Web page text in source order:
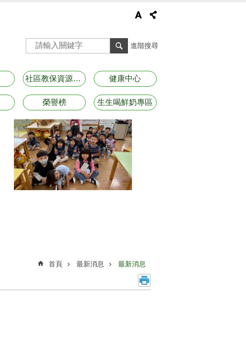
進階搜尋
社區教保資源資訊 健康中心
榮譽榜 生生喝鮮奶專區
首頁 最新消息 最新消息